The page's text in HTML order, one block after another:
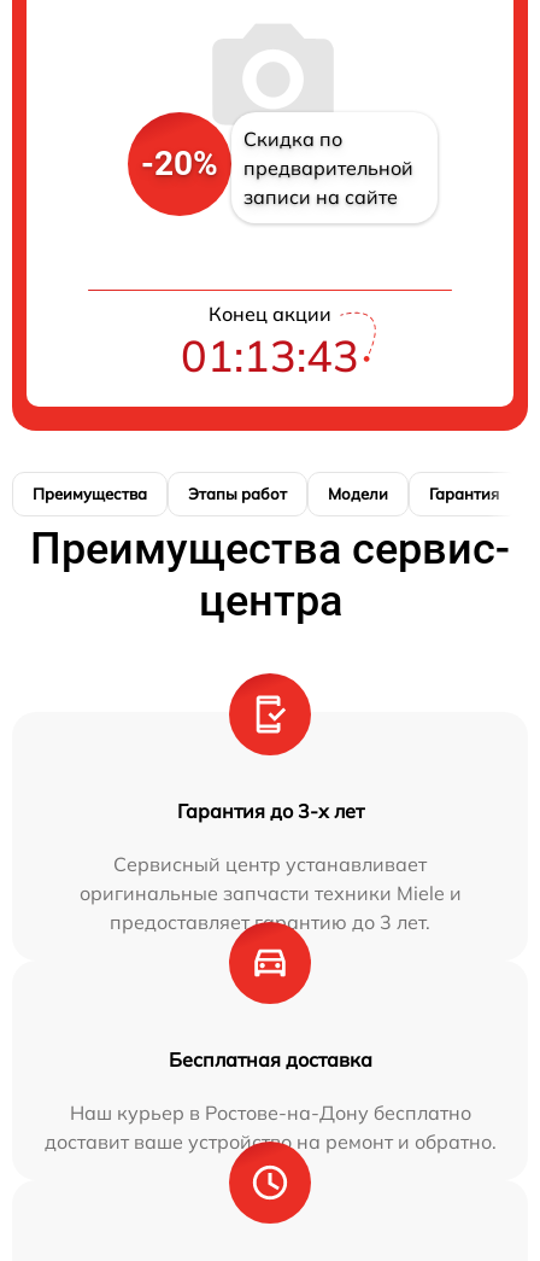
-20%
Скидка по
предварительной
записи на сайте
Конец акции
01:13:42
Преимущества Этапы работ Модели Гарантия
Преимущества сервис-
центра
Гарантия до 3-х лет
Сервисный центр устанавливает
оригинальные запчасти техники Miele и
предоставляет гарантию до 3 лет.
Бесплатная доставка
Наш курьер в Ростове-на-Дону бесплатно
доставит ваше устройство на ремонт и обратно.